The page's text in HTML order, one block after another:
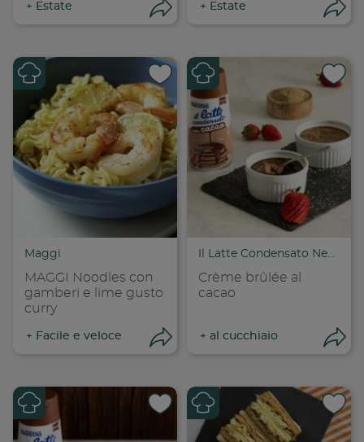
+ Estate
Condividi su
Copia link
+ Estate
Maggi
MAGGI Noodles con
gamberi e lime gusto
curry
+ Facile e veloce
Crème brûlée al
cacao
+ al cucchiaio